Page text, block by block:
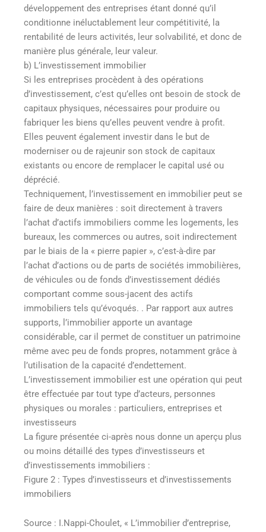
développement des entreprises étant donné qu’il
conditionne inéluctablement leur compétitivité, la
rentabilité de leurs activités, leur solvabilité, et donc de
manière plus générale, leur valeur.
b) L’investissement immobilier
Si les entreprises procèdent à des opérations
d’investissement, c’est qu’elles ont besoin de stock de
capitaux physiques, nécessaires pour produire ou
fabriquer les biens qu’elles peuvent vendre à profit.
Elles peuvent également investir dans le but de
moderniser ou de rajeunir son stock de capitaux
existants ou encore de remplacer le capital usé ou
déprécié.
Techniquement, l’investissement en immobilier peut se
faire de deux manières : soit directement à travers
l’achat d’actifs immobiliers comme les logements, les
bureaux, les commerces ou autres, soit indirectement
par le biais de la « pierre papier », c’est-à-dire par
l’achat d’actions ou de parts de sociétés immobilières,
de véhicules ou de fonds d’investissement dédiés
comportant comme sous-jacent des actifs
immobiliers tels qu’évoqués. . Par rapport aux autres
supports, l’immobilier apporte un avantage
considérable, car il permet de constituer un patrimoine
même avec peu de fonds propres, notamment grâce à
l’utilisation de la capacité d’endettement.
L’investissement immobilier est une opération qui peut
être effectuée par tout type d’acteurs, personnes
physiques ou morales : particuliers, entreprises et
investisseurs
La figure présentée ci-après nous donne un aperçu plus
ou moins détaillé des types d’investisseurs et
d’investissements immobiliers :
Figure 2 : Types d’investisseurs et d’investissements
immobiliers
Source : I.Nappi-Choulet, « L’immobilier d’entreprise,